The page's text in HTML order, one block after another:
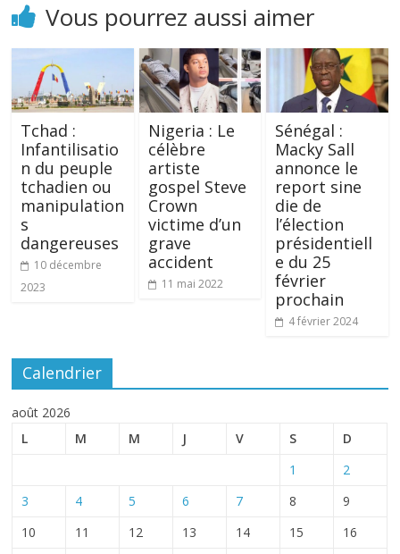
Vous pourrez aussi aimer
Tchad :
Infantilisatio
n du peuple
tchadien ou
manipulation
s
dangereuses
10 décembre
2023
Nigeria : Le
célèbre
artiste
gospel Steve
Crown
victime d’un
grave
accident
11 mai 2022
Sénégal :
Macky Sall
annonce le
report sine
die de
l’élection
présidentiell
e du 25
février
prochain
4 février 2024
Calendrier
août 2026
L
M M J V S D
1
2
3
4 5 6 7 8
9
10
11 12 13 14 15
16